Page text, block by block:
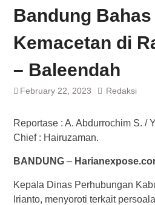
Bandung
Kemacetan di
– Baleendah
February 22, 2023 Redaksi
Reportase : A. Abdurrochim S. /
Chief : Hairuzaman.
BANDUNG–
Kepala Dinas Perhubungan
Irianto, menyoroti terkait